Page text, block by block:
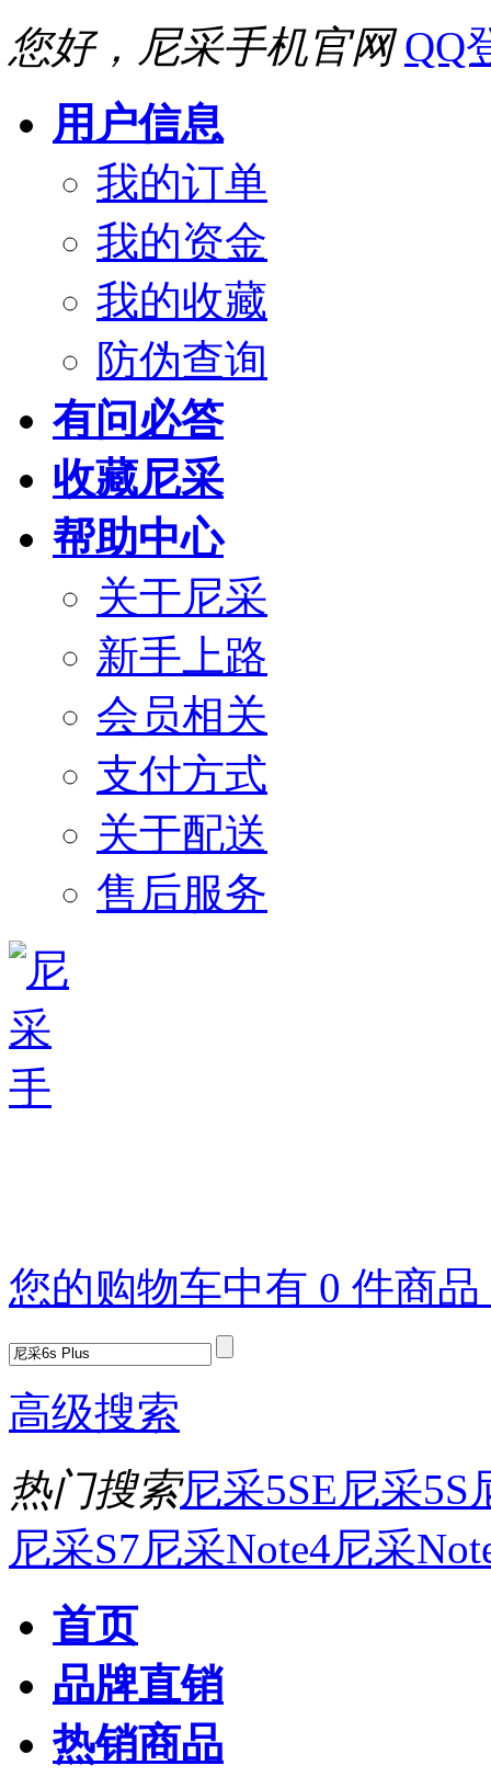
您好，尼采手机官网 QQ
用户信息
我的订单
我的资金
我的收藏
防伪查询
有问必答
收藏尼采
帮助中心
关于尼采
新手上路
会员相关
支付方式
关于配送
售后服务
您的购物车中有 0 件商
高级搜索
热门搜索尼采5SE尼采5S
尼采S7尼采Note4尼采
首页
品牌直销
热销商品